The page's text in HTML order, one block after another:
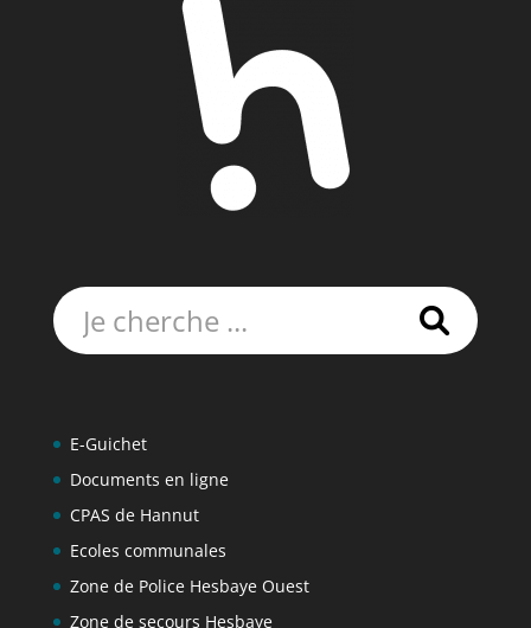
E-Guichet
Documents en ligne
CPAS de Hannut
Ecoles communales
Zone de Police Hesbaye Ouest
Zone de secours Hesbaye